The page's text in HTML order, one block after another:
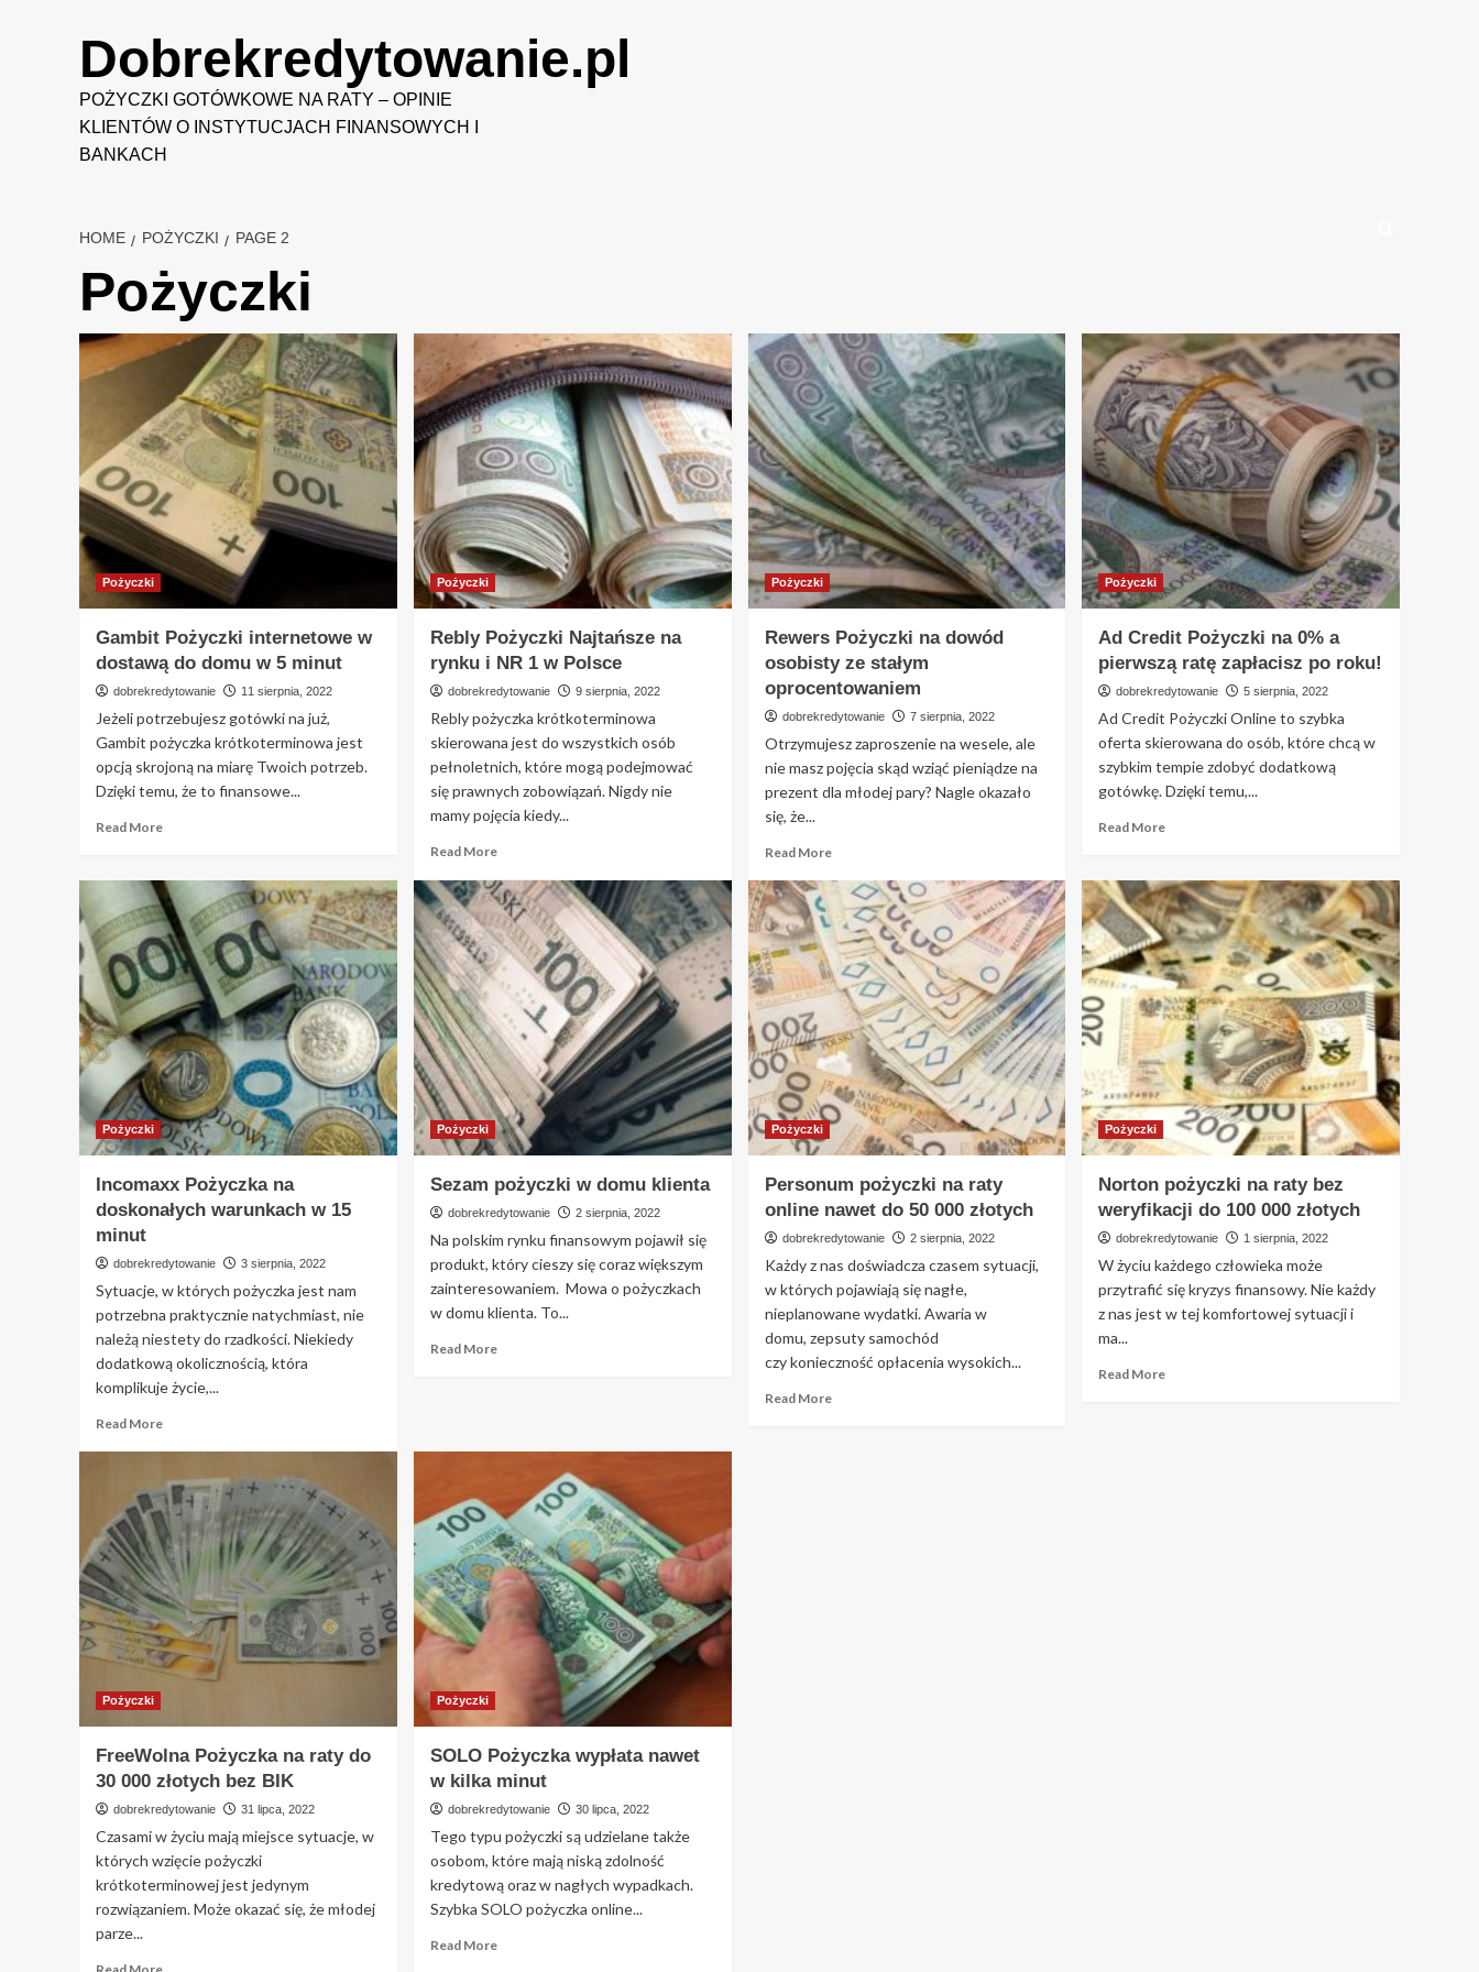
Dobrekredytowanie.pl
POŻYCZKI GOTÓWKOWE NA RATY – OPINIE
KLIENTÓW O INSTYTUCJACH FINANSOWYCH I
BANKACH
HOME POŻYCZKI PAGE 2
Pożyczki
Pożyczki
Gambit Pożyczki internetowe w
dostawą do domu w 5 minut
dobrekredytowanie 11 sierpnia, 2022
Jeżeli potrzebujesz gotówki na już,
Gambit pożyczka krótkoterminowa jest
opcją skrojoną na miarę Twoich potrzeb.
Dzięki temu, że to finansowe...
Read MoreRead
Gambit
Pożyczki
internetowe
w
dostawą
do
domu
w
5
minut
Pożyczki
Rebly Pożyczki Najtańsze na
rynku i NR 1 w Polsce
dobrekredytowanie 9 sierpnia, 2022
Rebly pożyczka krótkoterminowa
skierowana jest do wszystkich osób
pełnoletnich, które mogą podejmować
się prawnych zobowiązań. Nigdy nie
mamy pojęcia kiedy...
Read MoreRead
about
Rebly
Pożyczki
Najtańsze
na
rynku
NR
1
w
Polsce
Pożyczki
Rewers Pożyczki na dowód
osobisty ze stałym
oprocentowaniem
dobrekredytowanie 7 sierpnia, 2022
Otrzymujesz zaproszenie na wesele, ale
nie masz pojęcia skąd wziąć pieniądze na
prezent dla młodej pary? Nagle okazało
się, że...
Read MoreRead
about
Rewers
Pożyczki
na
dowód
osobisty
stałym
oprocentowaniem
Pożyczki
Ad Credit Pożyczki na 0% a
pierwszą ratę zapłacisz po roku!
dobrekredytowanie 5 sierpnia, 2022
Ad Credit Pożyczki Online to szybka
oferta skierowana do osób, które chcą w
szybkim tempie zdobyć dodatkową
gotówkę. Dzięki temu,...
Read MoreRead
Ad
Credit
Pożyczki
na
0%
a
pierwszą
ratę
zapłacisz
po
roku!
Pożyczki
Incomaxx Pożyczka na
doskonałych warunkach w 15
minut
dobrekredytowanie 3 sierpnia, 2022
Sytuacje, w których pożyczka jest nam
potrzebna praktycznie natychmiast, nie
należą niestety do rzadkości. Niekiedy
dodatkową okolicznością, która
komplikuje życie,...
Read MoreRead
Incomaxx
Pożyczka
na
doskonałych
warunkach
w
15
minut
Pożyczki
Sezam pożyczki w domu klienta
dobrekredytowanie 2 sierpnia, 2022
Na polskim rynku finansowym pojawił się
produkt, który cieszy się coraz większym
zainteresowaniem. Mowa o pożyczkach
w domu klienta. To...
Read MoreRead
w
klienta
Pożyczki
Personum pożyczki na raty
online nawet do 50 000 złotych
dobrekredytowanie 2 sierpnia, 2022
Każdy z nas doświadcza czasem sytuacji,
w których pojawiają się nagłe,
nieplanowane wydatki. Awaria w
domu, zepsuty samochód
czy konieczność opłacenia wysokich...
Read MoreRead
Pożyczki
Norton pożyczki na raty bez
weryfikacji do 100 000 złotych
dobrekredytowanie 1 sierpnia, 2022
W życiu każdego człowieka może
przytrafić się kryzys finansowy. Nie każdy
z nas jest w tej komfortowej sytuacji i
ma...
Read MoreRead
Pożyczki
FreeWolna Pożyczka na raty do
30 000 złotych bez BIK
dobrekredytowanie 31 lipca, 2022
Czasami w życiu mają miejsce sytuacje, w
których wzięcie pożyczki
krótkoterminowej jest jedynym
rozwiązaniem. Może okazać się, że młodej
parze...
Read
Pożyczki
SOLO Pożyczka wypłata nawet
w kilka minut
dobrekredytowanie 30 lipca, 2022
Tego typu pożyczki są udzielane także
osobom, które mają niską zdolność
kredytową oraz w nagłych wypadkach.
Szybka SOLO pożyczka online...
Read MoreRead